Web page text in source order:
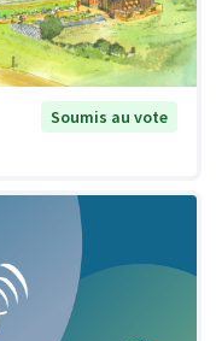
Soumis au vote